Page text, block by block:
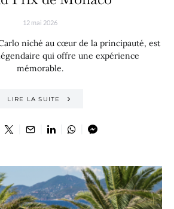
12 mai 2026
niché au cœur de la principauté, est
qui offre une expérience
mémorable.
LIRE LA SUITE